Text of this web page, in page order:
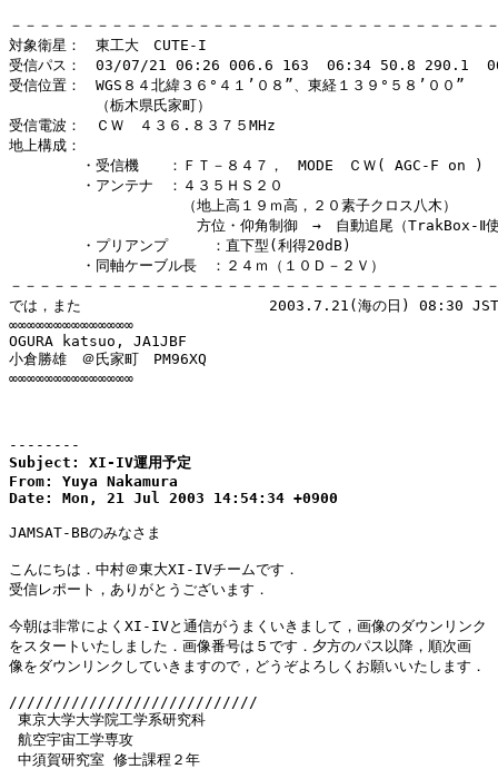
－－－－－－－－－－－－－－－－－－－－－－－－－－－－－－－－－
対象衛星：　東工大　CUTE-I
受信パス：　03/07/21 06:26 006.6 163  06:34 50.8 290.1
受信位置：　WGS８４北緯３６°４１’０８”、東経１３９°５８’００”
（栃木県氏家町）
受信電波：　ＣＷ　４３６.８３７５MHz
地上構成：
・受信機　　：ＦＴ－８４７，　MODE　ＣＷ( AGC-F on )
・アンテナ　：４３５ＨＳ２０
（地上高１９ｍ高，２０素子クロス八木）
方位・仰角制御　→　自動追尾（TrakBox-Ⅱ使
・プリアンプ　　　：直下型(利得20dB)
・同軸ケーブル長　：２４ｍ（１０Ｄ－２Ｖ）
－－－－－－－－－－－－－－－－－－－－－－－－－－－－－－－－－
では，また　　　　　　　　　　　　　2003.7.21(海の日) 08:30 JST
∞∞∞∞∞∞∞∞∞∞∞∞∞∞
OGURA katsuo, JA1JBF
小倉勝雄　＠氏家町　PM96XQ
∞∞∞∞∞∞∞∞∞∞∞∞∞∞
--------
Subject: XI-IV運用予定
From: Yuya Nakamura
Date: Mon, 21 Jul 2003 14:54:34 +0900
JAMSAT-BBのみなさま
こんにちは．中村＠東大XI-IVチームです．
受信レポート，ありがとうございます．
今朝は非常によくXI-IVと通信がうまくいきまして，画像のダウンリンク
をスタートいたしました．画像番号は５です．夕方のパス以降，順次画
像をダウンリンクしていきますので，どうぞよろしくお願いいたします．
////////////////////////////
東京大学大学院工学系研究科
航空宇宙工学専攻
中須賀研究室 修士課程２年